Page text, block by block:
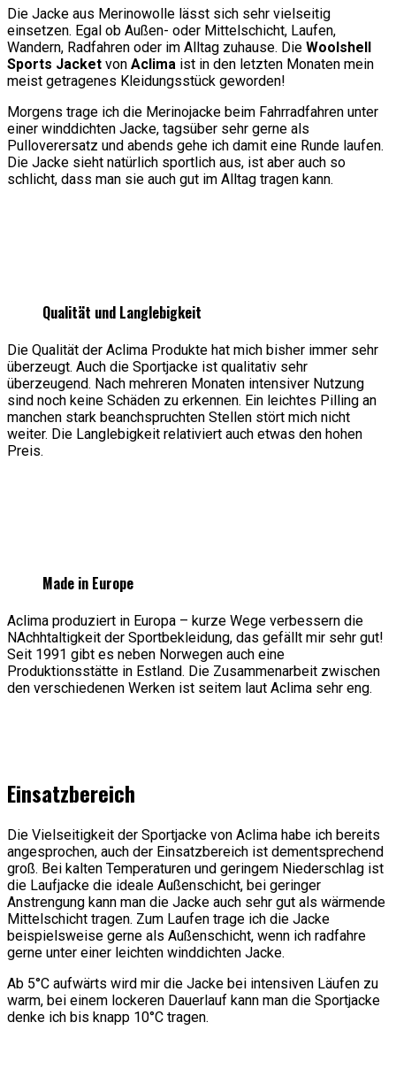
Die Jacke aus Merinowolle lässt sich sehr vielseitig
einsetzen. Egal ob Außen- oder Mittelschicht, Laufen,
Wandern, Radfahren oder im Alltag zuhause. Die Woolshell
Sports Jacket von Aclima ist in den letzten Monaten mein
meist getragenes Kleidungsstück geworden!
Morgens trage ich die Merinojacke beim Fahrradfahren unter
einer winddichten Jacke, tagsüber sehr gerne als
Pulloverersatz und abends gehe ich damit eine Runde laufen.
Die Jacke sieht natürlich sportlich aus, ist aber auch so
schlicht, dass man sie auch gut im Alltag tragen kann.
Qualität und Langlebigkeit
Die Qualität der Aclima Produkte hat mich bisher immer sehr
überzeugt. Auch die Sportjacke ist qualitativ sehr
überzeugend. Nach mehreren Monaten intensiver Nutzung
sind noch keine Schäden zu erkennen. Ein leichtes Pilling an
manchen stark beanchspruchten Stellen stört mich nicht
weiter. Die Langlebigkeit relativiert auch etwas den hohen
Preis.
Made in Europe
Aclima produziert in Europa – kurze Wege verbessern die
NAchhtaltigkeit der Sportbekleidung, das gefällt mir sehr gut!
Seit 1991 gibt es neben Norwegen auch eine
Produktionsstätte in Estland. Die Zusammenarbeit zwischen
den verschiedenen Werken ist seitem laut Aclima sehr eng.
Einsatzbereich
Die Vielseitigkeit der Sportjacke von Aclima habe ich bereits
angesprochen, auch der Einsatzbereich ist dementsprechend
groß. Bei kalten Temperaturen und geringem Niederschlag ist
die Laufjacke die ideale Außenschicht, bei geringer
Anstrengung kann man die Jacke auch sehr gut als wärmende
Mittelschicht tragen. Zum Laufen trage ich die Jacke
beispielsweise gerne als Außenschicht, wenn ich radfahre
gerne unter einer leichten winddichten Jacke.
Ab 5°C aufwärts wird mir die Jacke bei intensiven Läufen zu
warm, bei einem lockeren Dauerlauf kann man die Sportjacke
denke ich bis knapp 10°C tragen.